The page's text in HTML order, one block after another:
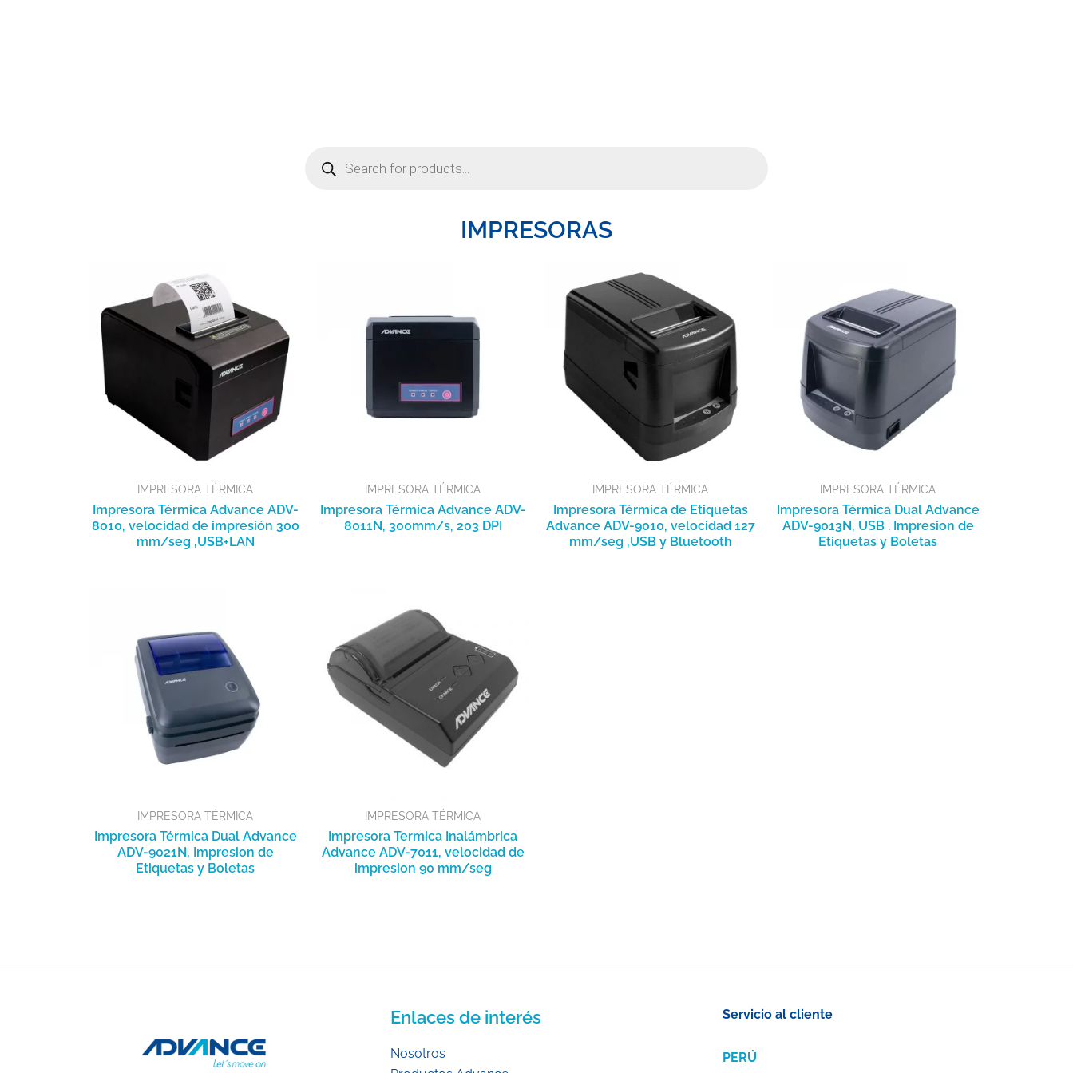
search
IMPRESORAS
IMPRESORA TÉRMICA
Impresora Térmica Advance ADV-
8010, velocidad de impresión 300
mm/seg ,USB+LAN
IMPRESORA TÉRMICA
Impresora Térmica Advance ADV-
8011N, 300mm/s, 203 DPI
IMPRESORA TÉRMICA
Impresora Térmica de Etiquetas
Advance ADV-9010, velocidad 127
mm/seg ,USB y Bluetooth
IMPRESORA TÉRMICA
Impresora Térmica Dual Advance
ADV-9013N, USB . Impresion de
Etiquetas y Boletas
IMPRESORA TÉRMICA
Impresora Térmica Dual Advance
ADV-9021N, Impresion de
Etiquetas y Boletas
IMPRESORA TÉRMICA
Impresora Termica Inalámbrica
Advance ADV-7011, velocidad de
impresion 90 mm/seg
Enlaces de interés
Nosotros
Servicio al cliente
PERÚ